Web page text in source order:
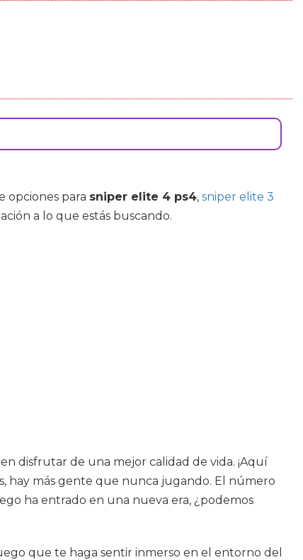
opciones para sniper elite 4 ps4, sniper elite 3
a lo que estás buscando.
disfrutar de una mejor calidad de vida. ¡Aquí
hay más gente que nunca jugando. El número
ha entrado en una nueva era, ¿podemos
que te haga sentir inmerso en el entorno del